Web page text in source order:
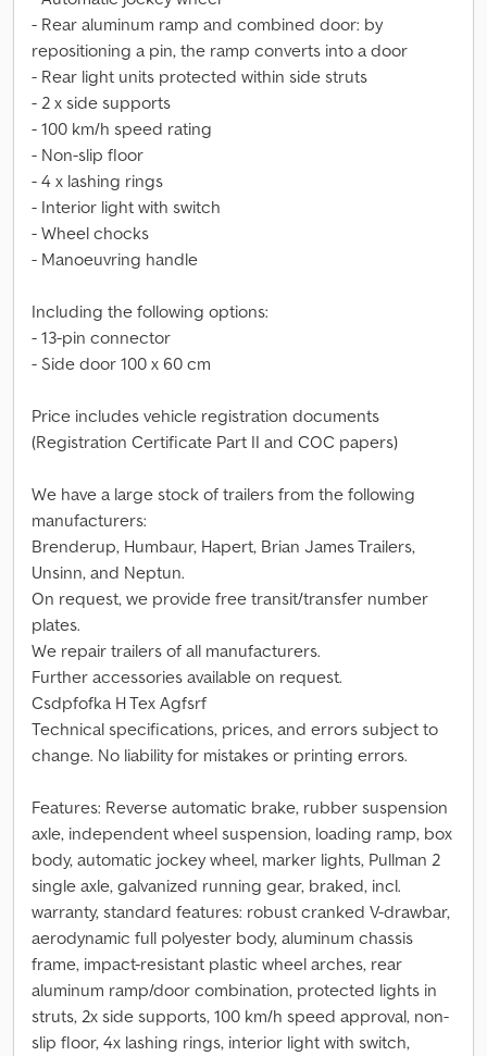
- Rear aluminum ramp and combined door: by
repositioning a pin, the ramp converts into a door
- Rear light units protected within side struts
- 2 x side supports
- 100 km/h speed rating
- Non-slip floor
- 4 x lashing rings
- Interior light with switch
- Wheel chocks
- Manoeuvring handle
Including the following options:
- 13-pin connector
- Side door 100 x 60 cm
Price includes vehicle registration documents
(Registration Certificate Part II and COC papers)
We have a large stock of trailers from the following
manufacturers:
Brenderup, Humbaur, Hapert, Brian James Trailers,
Unsinn, and Neptun.
On request, we provide free transit/transfer number
plates.
We repair trailers of all manufacturers.
Further accessories available on request.
Csdpfofka H Tex Agfsrf
Technical specifications, prices, and errors subject to
change. No liability for mistakes or printing errors.
Features: Reverse automatic brake, rubber suspension
axle, independent wheel suspension, loading ramp, box
body, automatic jockey wheel, marker lights, Pullman 2
single axle, galvanized running gear, braked, incl.
warranty, standard features: robust cranked V-drawbar,
aerodynamic full polyester body, aluminum chassis
frame, impact-resistant plastic wheel arches, rear
aluminum ramp/door combination, protected lights in
struts, 2x side supports, 100 km/h speed approval, non-
slip floor, 4x lashing rings, interior light with switch,